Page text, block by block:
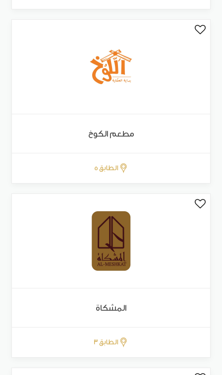
مطعم الكوخ
الطابق 5
المشكاة
الطابق 3